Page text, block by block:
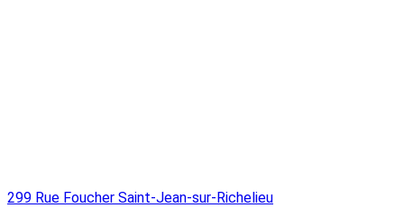
299 Rue Foucher Saint-Jean-sur-Richelieu